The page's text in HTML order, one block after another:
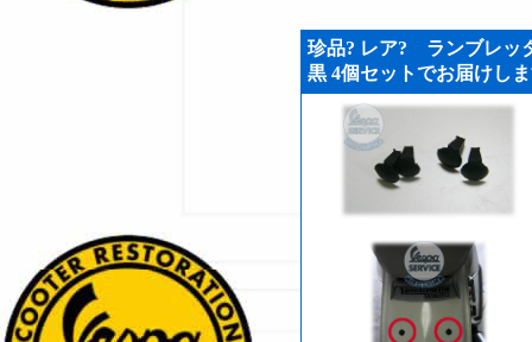
珍品? レア? ランブレ
黒 4個セットでお届けし